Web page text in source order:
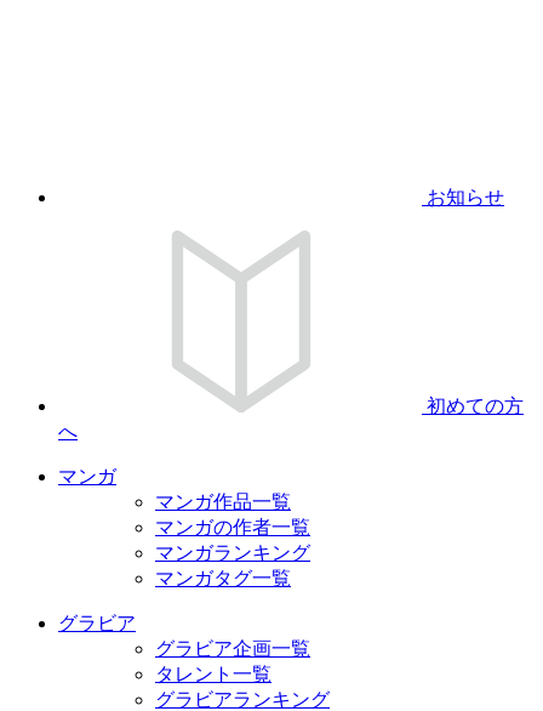
お知らせ
初めての方
へ
マンガ
マンガ作品一覧
マンガの作者一覧
マンガランキング
マンガタグ一覧
グラビア
グラビア企画一覧
タレント一覧
グラビアランキング